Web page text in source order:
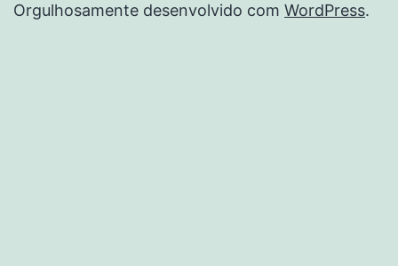
Orgulhosamente desenvolvido com WordPress.